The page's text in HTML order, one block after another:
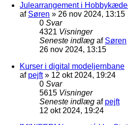
Julearrangement i
af Søren » 26 nov 2024, 13:15
0 Svar
4321 Visninger
Seneste indlæg af Søren
26 nov 2024, 13:15
Kurser i digital modeljernbane
af pejft» 12 okt 2024, 19:24
0 Svar
5615 Visninger
Seneste indlæg af pejft
12 okt 2024, 19:24